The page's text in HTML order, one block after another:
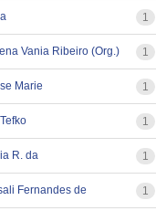
1
1
Vania Ribeiro (Org.)
1
Marie
1
1
R. da
1
Fernandes de